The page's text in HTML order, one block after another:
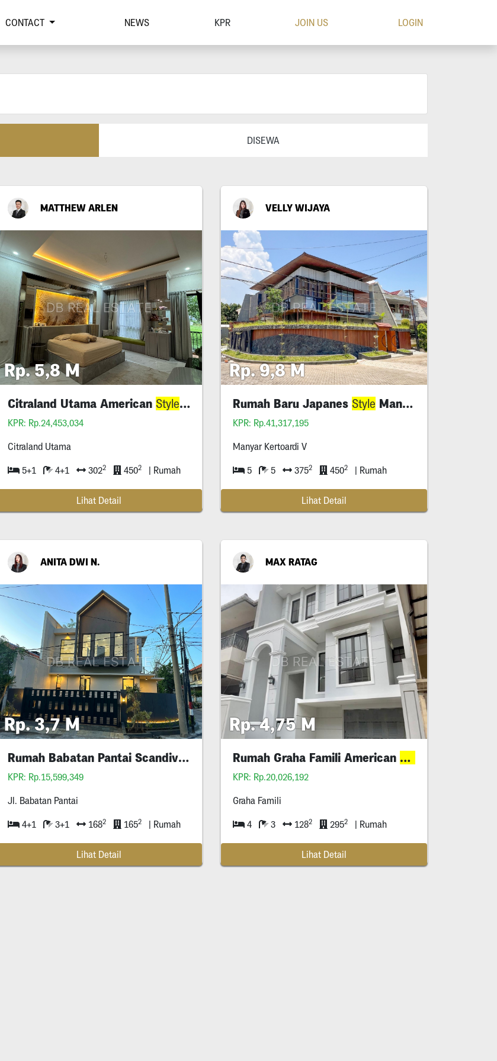
CONTACT NEWS KPR JOIN US LOGIN
DISEWA
MATTHEW ARLEN
Rp. 5,8 M
Citraland Utama American StyleHouse
KPR: Rp.24,453,034
Citraland Utama
5+1 4+1 3022 4502 | Rumah
Lihat Detail
VELLY WIJAYA
Rp. 9,8 M
Rumah Baru Japanes Style Manyar Kertoardi
KPR: Rp.41,317,195
Manyar Kertoardi V
5 5 3752 4502 | Rumah
Lihat Detail
ANITA DWI N.
Rp. 3,7 M
Rumah Babatan Pantai Scandivanian Style
KPR: Rp.15,599,349
Jl. Babatan Pantai
4+1 3+1 1682 1652 | Rumah
Lihat Detail
MAX RATAG
Rp. 4,75 M
Rumah Graha Famili American
Style
KPR: Rp.20,026,192
Graha Famili
4 3 1282 2952 | Rumah
Lihat Detail